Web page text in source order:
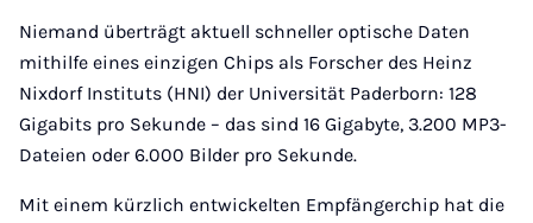
Niemand überträgt aktuell schneller optische Daten
mithilfe eines einzigen Chips als Forscher des Heinz
Nixdorf Instituts (HNI) der Universität Paderborn: 128
Gigabits pro Sekunde – das sind 16 Gigabyte, 3.200 MP3-
Dateien oder 6.000 Bilder pro Sekunde.
Mit einem kürzlich entwickelten Empfängerchip hat die